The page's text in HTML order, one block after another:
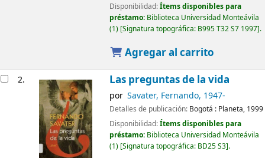
Disponibilidad:Ítems disponibles para
préstamo: Biblioteca Universidad Monteávila
(1) Signatura topográfica: B995 T32 S7 1997 .
Agregar al carrito
2. Las preguntas de la vida
por Savater, Fernando, 1947-
Detalles de publicación: Bogotá : Planeta, 1999
Disponibilidad:Ítems disponibles para
préstamo: Biblioteca Universidad Monteávila
(1) Signatura topográfica: BD25 S3 .